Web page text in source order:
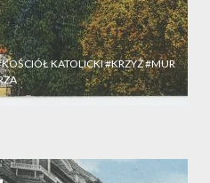
KATOLICKI#KRZYŻ#MUR